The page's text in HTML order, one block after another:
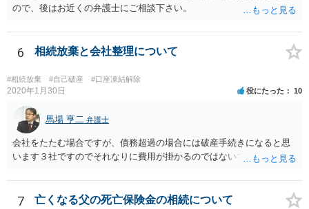
ので、後はお近くの弁護士にご相談下さい。
6 相続放棄と会社整理について
#相続放棄 #自己破産 #口座凍結解除
2020年1月30日 役にたった 10
馬場 亨二 弁護士
会社をたたむ場合ですが、債務超過の場合には破産手続きになると思
います３社ですのでそれなりに費用が掛かるのではないでしょうか。
7 亡くなる父の死亡保険金の相続について